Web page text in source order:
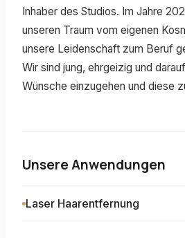
Inhaber des Studios. Im Jahre
unseren Traum vom eigenen
unsere Leidenschaft zum Beruf
Wir sind jung, ehrgeizig und
Wünsche einzugehen und diese
Unsere Anwendungen
Laser Haarentfernung